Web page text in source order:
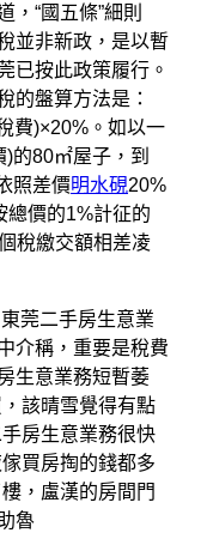
“國五條”細則
並非新政，是以暫
已按此政策履行。
的盤算方法是：
費)×20%。如以一
)的80㎡屋子，到
照差價明水硯20%
總價的1%計征的
稅繳交額相差凌
莞二手房生意業
介稱，重要是稅費
生意業務短暫萎
該晴雪覺得有點
房生意業務很快
買房掏的錢都多
，盧漢的房間門
魯